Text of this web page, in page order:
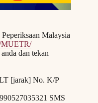
Malaysia
MUETR/
dan tekan
[jarak] No. K/P
SMS